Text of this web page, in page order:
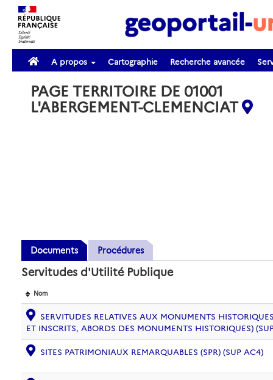
A propos Cartographie Recherche avancée
PAGE TERRITOIRE DE 01001
L'ABERGEMENT-CLEMENCIAT
Documents Procédures
Servitudes d'Utilité Publique
Nom
SERVITUDES RELATIVES AUX MONUMENTS
ET INSCRITS, ABORDS DES MONUMENTS HISTORIQUES)
SITES PATRIMONIAUX REMARQUABLES (SPR) (SUP AC4)